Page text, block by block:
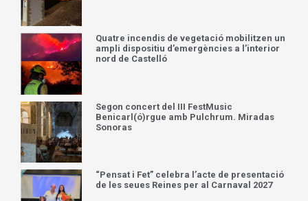
Quatre incendis de vegetació mobilitzen un
ampli dispositiu d’emergències a l’interior
nord de Castelló
Segon concert del III FestMusic
Benicarl(ó)rgue amb Pulchrum. Miradas
Sonoras
“Pensat i Fet” celebra l’acte de presentació
de les seues Reines per al Carnaval 2027